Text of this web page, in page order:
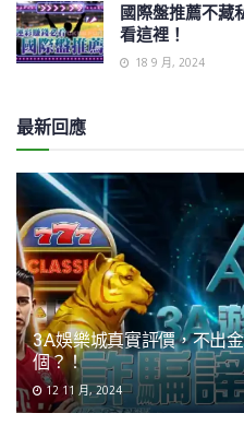
國際盤推薦不藏
看這裡！
18 9 月, 2024
最新回應
3A娛樂城真實評價，不出
個？！
12 11 月, 2024